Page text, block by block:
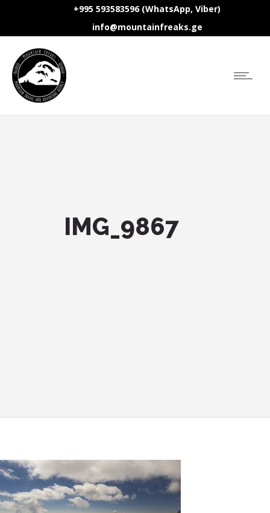
+995 593583596 (WhatsApp, Viber)
info@mountainfreaks.ge
IMG_9867